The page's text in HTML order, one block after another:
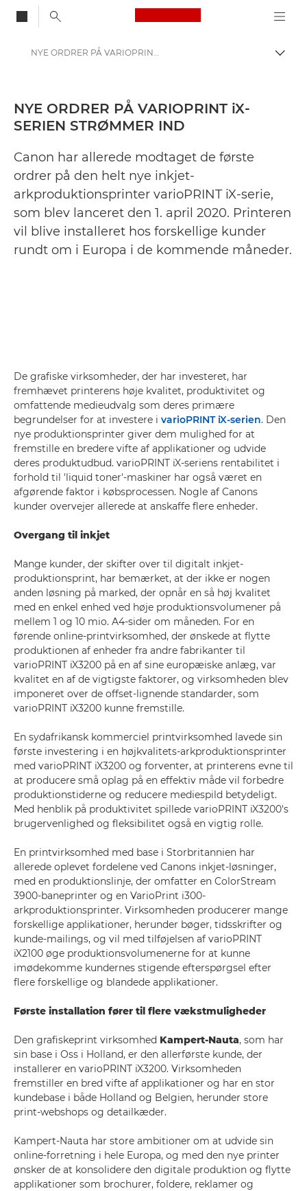
Canon Logo, back
Skift
Presse
Pressemeddelelser – Canons pressecenter
NYE ORDRER PÅ VARIOPRINT iX-SERIEN STRØMMER IND - Canon Danmarks presse-site
NYE ORDRER PÅ VARIOPRINT iX-
SERIEN STRØMMER IND
Canon har allerede modtaget de første
ordrer på den helt nye inkjet-
arkproduktionsprinter varioPRINT iX-serie,
som blev lanceret den 1. april 2020. Printeren
vil blive installeret hos forskellige kunder
rundt om i Europa i de kommende måneder.
De grafiske virksomheder, der har investeret, har
fremhævet printerens høje kvalitet, produktivitet og
omfattende medieudvalg som deres primære
begrundelser for at investere i varioPRINT iX-serien. Den
nye produktionsprinter giver dem mulighed for at
fremstille en bredere vifte af applikationer og udvide
deres produktudbud. varioPRINT iX-seriens rentabilitet i
forhold til 'liquid toner'-maskiner har også været en
afgørende faktor i købsprocessen. Nogle af Canons
kunder overvejer allerede at anskaffe flere enheder.
Overgang til inkjet
Mange kunder, der skifter over til digitalt inkjet-
produktionsprint, har bemærket, at der ikke er nogen
anden løsning på marked, der opnår en så høj kvalitet
med en enkel enhed ved høje produktionsvolumener på
mellem 1 og 10 mio. A4-sider om måneden. For en
førende online-printvirksomhed, der ønskede at flytte
produktionen af enheder fra andre fabrikanter til
varioPRINT iX3200 på en af sine europæiske anlæg, var
kvalitet en af de vigtigste faktorer, og virksomheden blev
imponeret over de offset-lignende standarder, som
varioPRINT iX3200 kunne fremstille.
En sydafrikansk kommerciel printvirksomhed lavede sin
første investering i en højkvalitets-arkproduktionsprinter
med varioPRINT iX3200 og forventer, at printerens evne til
at producere små oplag på en effektiv måde vil forbedre
produktionstiderne og reducere mediespild betydeligt.
Med henblik på produktivitet spillede varioPRINT iX3200's
brugervenlighed og fleksibilitet også en vigtig rolle.
En printvirksomhed med base i Storbritannien har
allerede oplevet fordelene ved Canons inkjet-løsninger,
med en produktionslinje, der omfatter en ColorStream
3900-baneprinter og en VarioPrint i300-
arkproduktionsprinter. Virksomheden producerer mange
forskellige applikationer, herunder bøger, tidsskrifter og
kunde-mailings, og vil med tilføjelsen af varioPRINT
iX2100 øge produktionsvolumenerne for at kunne
imødekomme kundernes stigende efterspørgsel efter
flere forskellige og blandede applikationer.
Første installation fører til flere vækstmuligheder
Den grafiskeprint virksomhed Kampert-Nauta, som har
sin base i Oss i Holland, er den allerførste kunde, der
installerer en varioPRINT iX3200. Virksomheden
fremstiller en bred vifte af applikationer og har en stor
kundebase i både Holland og Belgien, herunder store
print-webshops og detailkæder.
Kampert-Nauta har store ambitioner om at udvide sin
online-forretning i hele Europa, og med den nye printer
ønsker de at konsolidere den digitale produktion og flytte
applikationer som brochurer, foldere, reklamer og